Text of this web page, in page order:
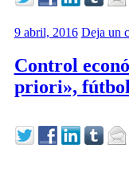
9 abril, 2016 Deja un
Control
priori»,